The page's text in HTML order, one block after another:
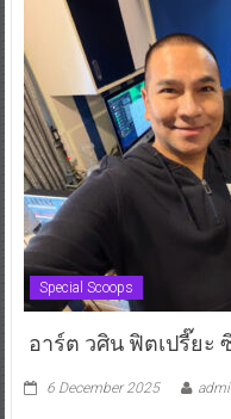
Special Scoops
อาร์ต วศิน ฟิตเปรี๊ยะ ซิ
6 December 2025